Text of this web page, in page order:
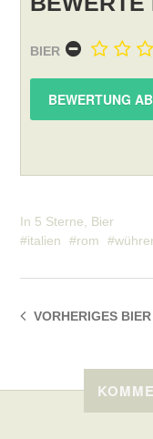
BIER
In 5 Sterne
Bier
italien
rom
VORHERIGES BIER